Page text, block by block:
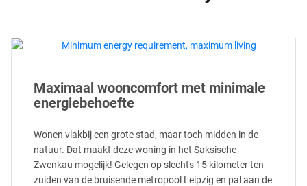
Maximaal wooncomfort met minimale
energiebehoefte
Wonen vlakbij een grote stad, maar toch midden in de
natuur. Dat maakt deze woning in het Saksische
Zwenkau mogelijk! Gelegen op slechts 15 kilometer ten
zuiden van de bruisende metropool Leipzig en pal aan de